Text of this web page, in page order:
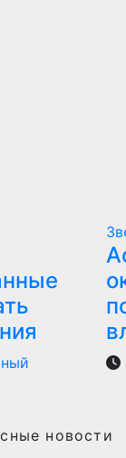
новости